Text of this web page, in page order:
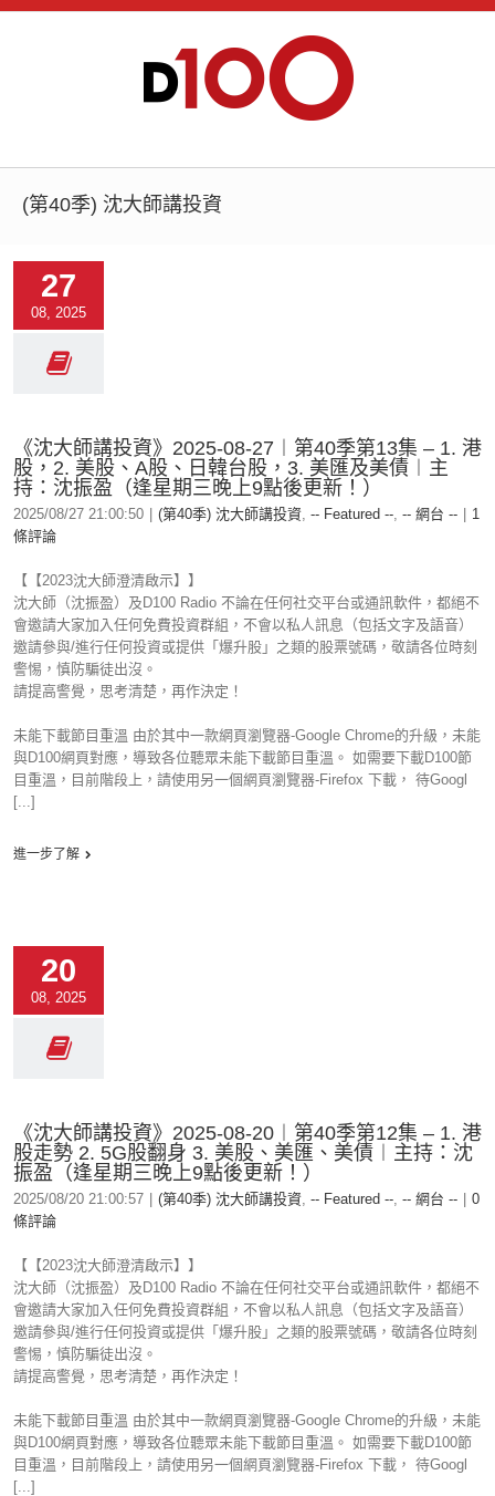
(第40季) 沈大師講投資
27
08, 2025
《沈大師講投資》2025-08-27︱第40季第13集 – 1. 港
股，2. 美股、A股、日韓台股，3. 美匯及美債︱主
持：沈振盈（逢星期三晚上9點後更新！）
2025/08/27 21:00:50 (第40季) 沈大師講投資, -- Featured --, -- 網台 --
1
條評論
【【2023沈大師澄清啟示】】
沈大師（沈振盈）及D100 Radio 不論在任何社交平台或通訊軟件，都絕不
會邀請大家加入任何免費投資群組，不會以私人訊息（包括文字及語音）
邀請參與/進行任何投資或提供「爆升股」之類的股票號碼，敬請各位時刻
警惕，慎防騙徒出沒。
請提高警覺，思考清楚，再作決定！
未能下載節目重溫 由於其中一款網頁瀏覽器-Google Chrome的升級，未能
與D100網頁對應，導致各位聽眾未能下載節目重溫。 如需要下載D100節
目重溫，目前階段上，請使用另一個網頁瀏覽器-Firefox 下載， 待Googl
[...]
進一步了解
20
08, 2025
《沈大師講投資》2025-08-20︱第40季第12集 – 1. 港
股走勢 2. 5G股翻身 3. 美股、美匯、美債︱主持：沈
振盈（逢星期三晚上9點後更新！）
2025/08/20 21:00:57 (第40季) 沈大師講投資, -- Featured --, -- 網台 --
0
條評論
【【2023沈大師澄清啟示】】
沈大師（沈振盈）及D100 Radio 不論在任何社交平台或通訊軟件，都絕不
會邀請大家加入任何免費投資群組，不會以私人訊息（包括文字及語音）
邀請參與/進行任何投資或提供「爆升股」之類的股票號碼，敬請各位時刻
警惕，慎防騙徒出沒。
請提高警覺，思考清楚，再作決定！
未能下載節目重溫 由於其中一款網頁瀏覽器-Google Chrome的升級，未能
與D100網頁對應，導致各位聽眾未能下載節目重溫。 如需要下載D100節
目重溫，目前階段上，請使用另一個網頁瀏覽器-Firefox 下載， 待Googl
[...]